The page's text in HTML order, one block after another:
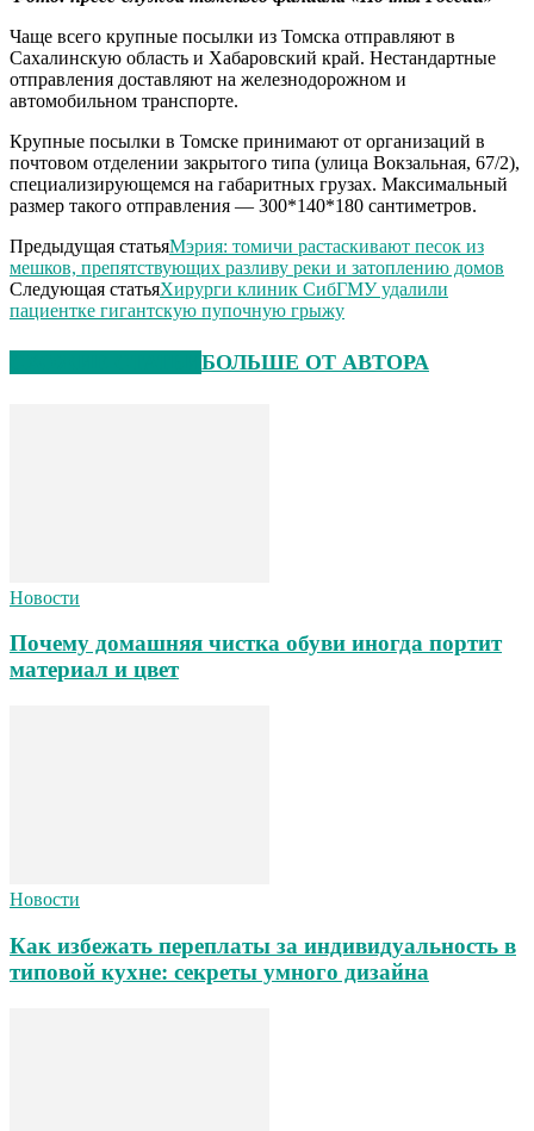
Чаще всего крупные посылки из Томска отправляют в
Сахалинскую область и Хабаровский край. Нестандартные
отправления доставляют на железнодорожном и
автомобильном транспорте.
Крупные посылки в Томске принимают от организаций в
почтовом отделении закрытого типа (улица Вокзальная, 67/2),
специализирующемся на габаритных грузах. Максимальный
размер такого отправления — 300*140*180 сантиметров.
Предыдущая статьяМэрия: томичи растаскивают песок из
мешков, препятствующих разливу реки и затоплению домов
Следующая статьяХирурги клиник СибГМУ удалили
пациентке гигантскую пупочную грыжу
БОЛЬШЕ ОТ АВТОРА
Новости
Почему домашняя чистка обуви иногда портит
материал и цвет
Новости
Как избежать переплаты за индивидуальность в
типовой кухне: секреты умного дизайна